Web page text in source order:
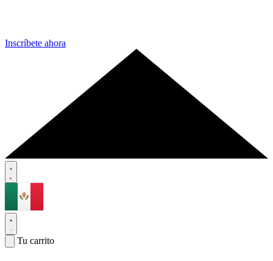
Inscríbete ahora
Tu carrito